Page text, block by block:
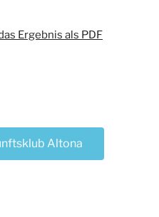
Ergebnis als PDF
Altona